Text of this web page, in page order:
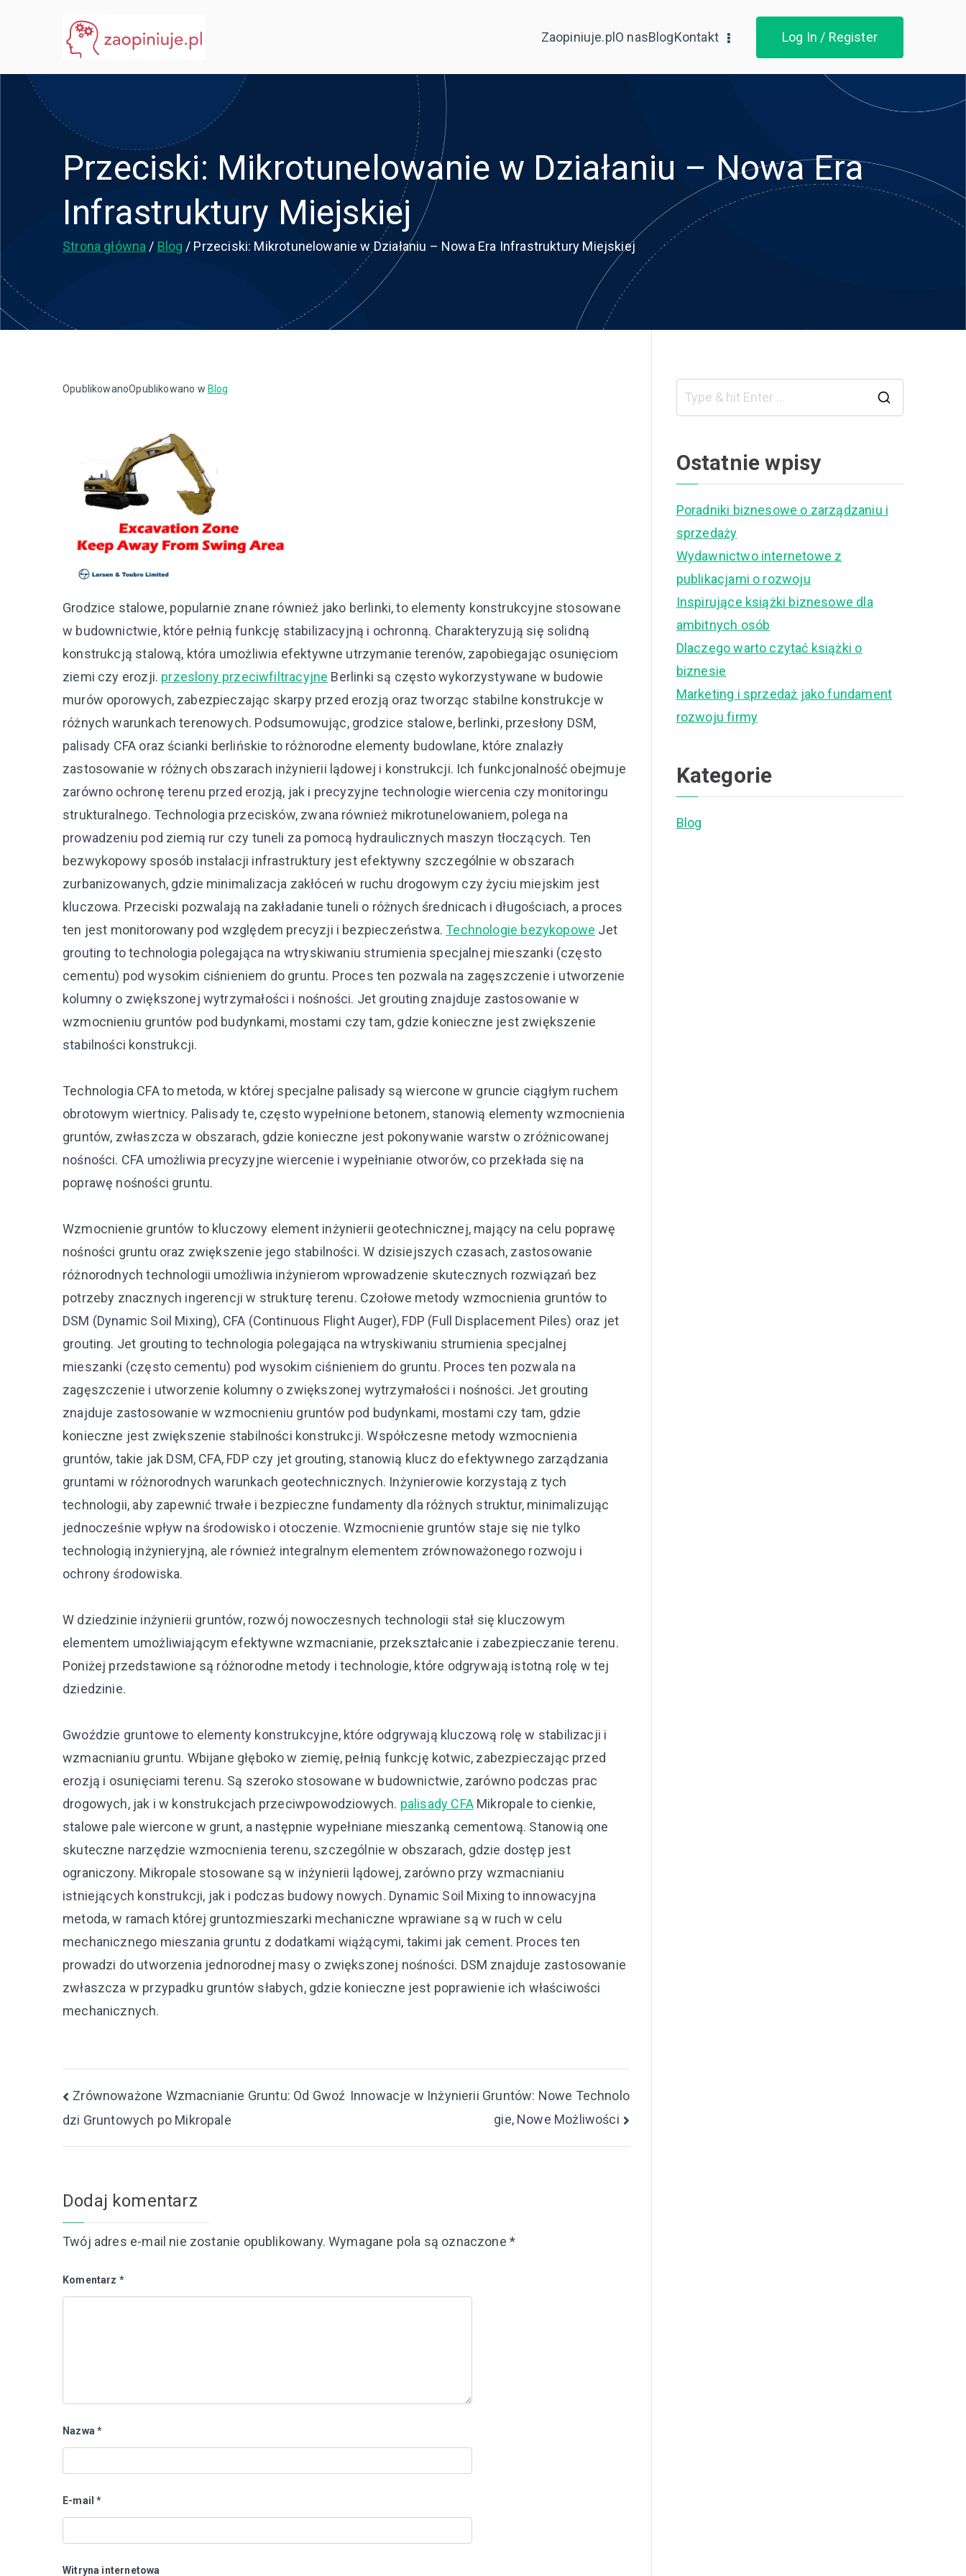
Zaopiniuje.plO nasBlogKontakt Log In / Register
Przeciski: Mikrotunelowanie w Działaniu – Nowa Era
Infrastruktury Miejskiej
Strona główna Blog Przeciski: Mikrotunelowanie w Działaniu – Nowa Era Infrastruktury Miejskiej
OpublikowanoOpublikowano w Blog
Grodzice stalowe, popularnie znane również jako berlinki, to elementy konstrukcyjne stosowane
w budownictwie, które pełnią funkcję stabilizacyjną i ochronną. Charakteryzują się solidną
konstrukcją stalową, która umożliwia efektywne utrzymanie terenów, zapobiegając osunięciom
ziemi czy erozji. przeslony przeciwfiltracyjne Berlinki są często wykorzystywane w budowie
murów oporowych, zabezpieczając skarpy przed erozją oraz tworząc stabilne konstrukcje w
różnych warunkach terenowych. Podsumowując, grodzice stalowe, berlinki, przesłony DSM,
palisady CFA oraz ścianki berlińskie to różnorodne elementy budowlane, które znalazły
zastosowanie w różnych obszarach inżynierii lądowej i konstrukcji. Ich funkcjonalność obejmuje
zarówno ochronę terenu przed erozją, jak i precyzyjne technologie wiercenia czy monitoringu
strukturalnego. Technologia przecisków, zwana również mikrotunelowaniem, polega na
prowadzeniu pod ziemią rur czy tuneli za pomocą hydraulicznych maszyn tłoczących. Ten
bezwykopowy sposób instalacji infrastruktury jest efektywny szczególnie w obszarach
zurbanizowanych, gdzie minimalizacja zakłóceń w ruchu drogowym czy życiu miejskim jest
kluczowa. Przeciski pozwalają na zakładanie tuneli o różnych średnicach i długościach, a proces
ten jest monitorowany pod względem precyzji i bezpieczeństwa.Technologie bezykopowe Jet
grouting to technologia polegająca na wtryskiwaniu strumienia specjalnej mieszanki (często
cementu) pod wysokim ciśnieniem do gruntu. Proces ten pozwala na zagęszczenie i utworzenie
kolumny o zwiększonej wytrzymałości i nośności. Jet grouting znajduje zastosowanie w
wzmocnieniu gruntów pod budynkami, mostami czy tam, gdzie konieczne jest zwiększenie
stabilności konstrukcji.
Technologia CFA to metoda, w której specjalne palisady są wiercone w gruncie ciągłym ruchem
obrotowym wiertnicy. Palisady te, często wypełnione betonem, stanowią elementy wzmocnienia
gruntów, zwłaszcza w obszarach, gdzie konieczne jest pokonywanie warstw o zróżnicowanej
nośności. CFA umożliwia precyzyjne wiercenie i wypełnianie otworów, co przekłada się na
poprawę nośności gruntu.
Wzmocnienie gruntów to kluczowy element inżynierii geotechnicznej, mający na celu poprawę
nośności gruntu oraz zwiększenie jego stabilności. W dzisiejszych czasach, zastosowanie
różnorodnych technologii umożliwia inżynierom wprowadzenie skutecznych rozwiązań bez
potrzeby znacznych ingerencji w strukturę terenu. Czołowe metody wzmocnienia gruntów to
DSM (Dynamic Soil Mixing), CFA (Continuous Flight Auger), FDP (Full Displacement Piles) oraz jet
grouting. Jet grouting to technologia polegająca na wtryskiwaniu strumienia specjalnej
mieszanki (często cementu) pod wysokim ciśnieniem do gruntu. Proces ten pozwala na
zagęszczenie i utworzenie kolumny o zwiększonej wytrzymałości i nośności. Jet grouting
znajduje zastosowanie w wzmocnieniu gruntów pod budynkami, mostami czy tam, gdzie
konieczne jest zwiększenie stabilności konstrukcji. Współczesne metody wzmocnienia
gruntów, takie jak DSM, CFA, FDP czy jet grouting, stanowią klucz do efektywnego zarządzania
gruntami w różnorodnych warunkach geotechnicznych. Inżynierowie korzystają z tych
technologii, aby zapewnić trwałe i bezpieczne fundamenty dla różnych struktur, minimalizując
jednocześnie wpływ na środowisko i otoczenie. Wzmocnienie gruntów staje się nie tylko
technologią inżynieryjną, ale również integralnym elementem zrównoważonego rozwoju i
ochrony środowiska.
W dziedzinie inżynierii gruntów, rozwój nowoczesnych technologii stał się kluczowym
elementem umożliwiającym efektywne wzmacnianie, przekształcanie i zabezpieczanie terenu.
Poniżej przedstawione są różnorodne metody i technologie, które odgrywają istotną rolę w tej
dziedzinie.
Gwoździe gruntowe to elementy konstrukcyjne, które odgrywają kluczową rolę w stabilizacji i
wzmacnianiu gruntu. Wbijane głęboko w ziemię, pełnią funkcję kotwic, zabezpieczając przed
erozją i osunięciami terenu. Są szeroko stosowane w budownictwie, zarówno podczas prac
drogowych, jak i w konstrukcjach przeciwpowodziowych. palisady CFAMikropale to cienkie,
stalowe pale wiercone w grunt, a następnie wypełniane mieszanką cementową. Stanowią one
skuteczne narzędzie wzmocnienia terenu, szczególnie w obszarach, gdzie dostęp jest
ograniczony. Mikropale stosowane są w inżynierii lądowej, zarówno przy wzmacnianiu
istniejących konstrukcji, jak i podczas budowy nowych. Dynamic Soil Mixing to innowacyjna
metoda, w ramach której gruntozmieszarki mechaniczne wprawiane są w ruch w celu
mechanicznego mieszania gruntu z dodatkami wiążącymi, takimi jak cement. Proces ten
prowadzi do utworzenia jednorodnej masy o zwiększonej nośności. DSM znajduje zastosowanie
zwłaszcza w przypadku gruntów słabych, gdzie konieczne jest poprawienie ich właściwości
mechanicznych.
Nawigacja
wpisu
Zrównoważone Wzmacnianie Gruntu: Od Gwoź
dzi Gruntowych po Mikropale
Innowacje w Inżynierii Gruntów: Nowe Technolo
gie, Nowe Możliwości
Dodaj komentarz
Twój adres e-mail nie zostanie opublikowany. Wymagane pola są oznaczone *
Komentarz *
Nazwa*
E-mail*
Witryna internetowa
Ostatnie wpisy
Poradniki biznesowe o zarządzaniu i
sprzedaży
Wydawnictwo internetowe z
publikacjami o rozwoju
Inspirujące książki biznesowe dla
ambitnych osób
Dlaczego warto czytać książki o
biznesie
Marketing i sprzedaż jako fundament
rozwoju firmy
Kategorie
Blog